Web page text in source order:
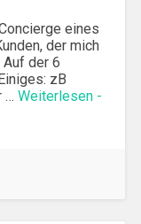
eines
der mich
Auf der 6
zB
… Weiterlesen -